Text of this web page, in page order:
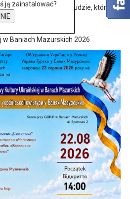
także historia, pasja i ludzie, którzy ją
w Baniach Mazurskich 2026
ją zainstalować?
NIE